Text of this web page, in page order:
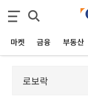
마켓 금융 부동산